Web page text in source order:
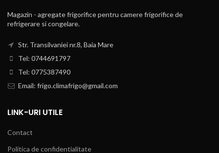
Magazin - agregate frigorifice pentru camere frigorifice de
refrigerare si congelare.
Str. Transilvaniei nr.8, Baia Mare
Tel: 0744691797
Tel: 0775387490
Email: frigo.climafrigo@gmail.com
LINK-URI UTILE
Contact
Politica de confidentialitate